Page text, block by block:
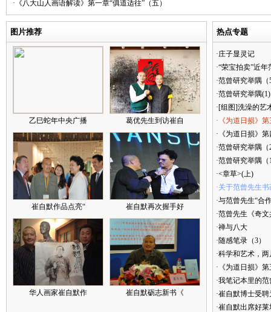
·《八大山人画语解读》第一章“俱道适往”（五）
图片推荐
乙巳蛇年中央广播 葛优先生到访崔自
崔自默作品点亮“ 崔自默再次握手好
华人画家崔自默作 崔自默砺志新书《
热点专题
·庄子显灵记
·“荣宝拍卖”近
·范曾研究举隅（
·范曾研究举隅(1)
·[组图]洗澡的艺
·《为道日损》
·《为道日损》
·范曾研究举隅（
·范曾研究举隅（
·<章草>(上)
·关于范曾先生
·与范曾先生“合
·范曾先生《奇
·禅与八大
·随感笔录（3）
·科学和艺术，
·《为道日损》
·我笔记本里的
·崔自默博士受
·崔自默出席好